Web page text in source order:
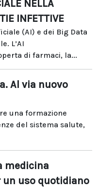
NELLA
INFETTIVE
(AI) e dei Big Data
L’AI
di farmaci, la...
Al via nuovo
una formazione
del sistema salute,
medicina
uso quotidiano